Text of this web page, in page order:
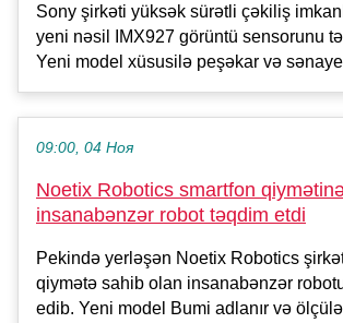
Sony şirkəti yüksək sürətli çəkiliş
yeni nəsil IMX927 görüntü sensorunu
Yeni model xüsusilə peşəkar və
09:00, 04 Ноя
Noetix Robotics smartfon
insanabənzər robot təqdim etdi
Pekində yerləşən Noetix Robotics
qiymətə sahib olan insanabənzər
edib. Yeni model Bumi adlanır və